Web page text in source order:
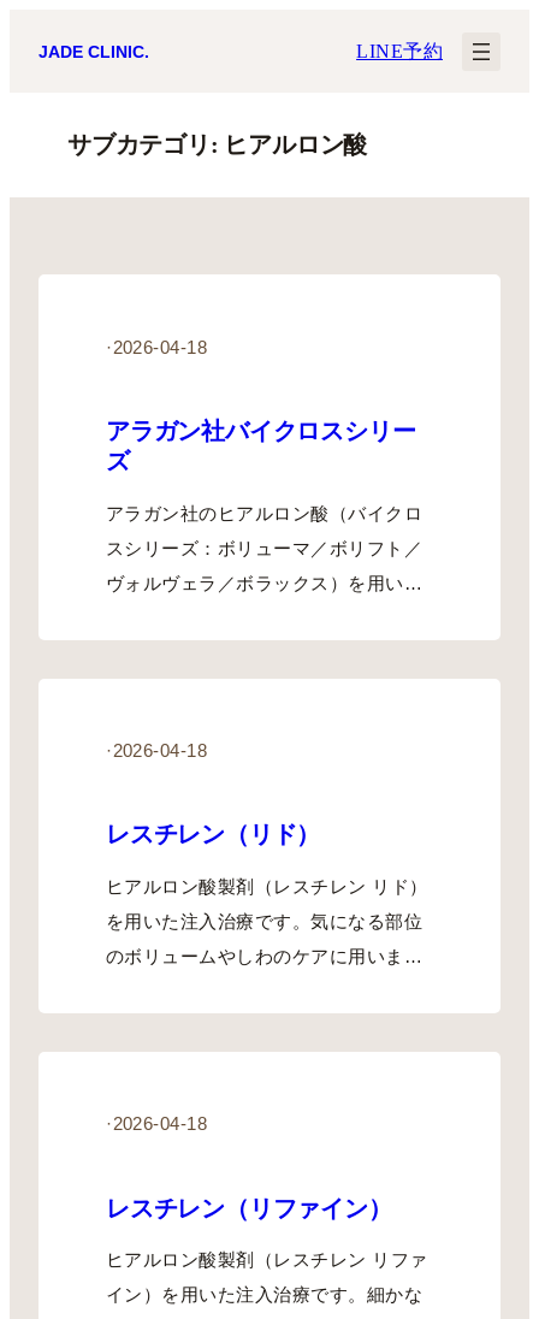
JADE CLINIC. LINE予約
サブカテゴリ: ヒアルロン酸
·2026-04-18
アラガン社バイクロスシリー
ズ
アラガン社のヒアルロン酸（バイクロ
スシリーズ：ボリューマ／ボリフト／
ヴォルヴェラ／ボラックス）を用いた
·2026-04-18
レスチレン（リド）
ヒアルロン酸製剤（レスチレン リド）
を用いた注入治療です。気になる部位
のボリュームやしわのケアに用います
·2026-04-18
レスチレン（リファイン）
ヒアルロン酸製剤（レスチレン リファ
イン）を用いた注入治療です。細かな